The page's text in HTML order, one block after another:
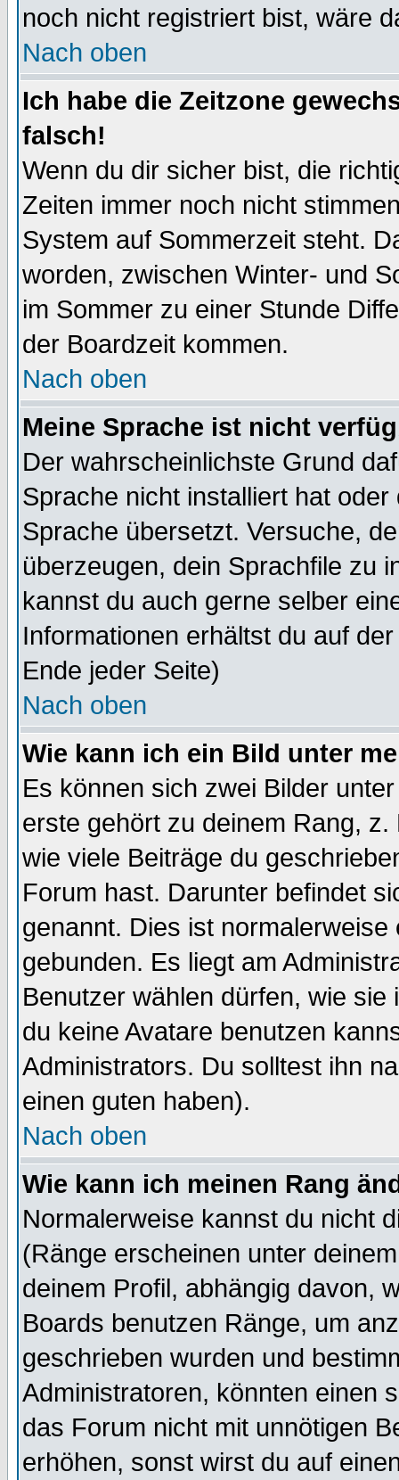
noch nicht registriert bist, wäre
Nach oben
Ich habe die Zeitzone
falsch!
Wenn du dir sicher bist, die
Zeiten immer noch nicht
System auf Sommerzeit steht.
worden, zwischen Winter- und
im Sommer zu einer Stunde
der Boardzeit kommen.
Nach oben
Meine Sprache ist nicht
Der wahrscheinlichste Grund
Sprache nicht installiert hat
Sprache übersetzt. Versuche,
überzeugen, dein Sprachfile zu
kannst du auch gerne selber
Informationen erhältst du auf
Ende jeder Seite)
Nach oben
Wie kann ich ein Bild unter
Es können sich zwei Bilder
erste gehört zu deinem Rang,
wie viele Beiträge du
Forum hast. Darunter befindet
genannt. Dies ist
gebunden. Es liegt am
Benutzer wählen dürfen, wie
du keine Avatare benutzen
Administrators. Du solltest ihn
einen guten haben).
Nach oben
Wie kann ich meinen Rang
Normalerweise kannst du nicht
(Ränge erscheinen unter
deinem Profil, abhängig davon,
Boards benutzen Ränge, um
geschrieben wurden und
Administratoren, könnten einen
das Forum nicht mit unnötigen
erhöhen, sonst wirst du auf